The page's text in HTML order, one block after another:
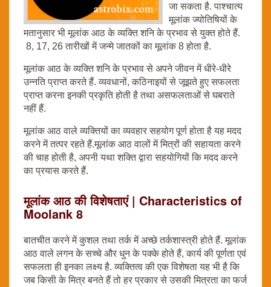
जा सकता है. पाश्चात्य
मूलांक ज्योतिषियों के
मतानुसार भी मूलांक आठ के व्यक्ति शनि के प्रभाव से युक्त होते हैं.
8, 17, 26 तारीखों में जन्मे जातकों का मूलांक 8 होता है.
मूलांक आठ के व्यक्ति शनि के प्रभाव से अपने जीवन में धीरे-धीरे
उन्नति प्राप्त करते हैं. व्यवधानों, कठिनाइयों से जूझते हुए सफलता
प्राप्त करना इनकी प्रकृति होती है तथा असफलताओं से घबराते
नहीं हैं.
मूलांक आठ वाले व्यक्तियों का व्यवहार सहयोग पूर्ण होता है यह मदद
करने में तत्पर रहते हैं.मूलांक आठ वालों में मित्रों की सहायता करने
की चाह होती है, अपनी यथा शक्ति द्वारा सहयोगियों कि मदद करने
का प्रयास करते हैं.
मूलांक आठ की विशेषताएं | Characteristics of
Moolank 8
बातचीत करने में कुशल तथा तर्क में अच्छे तर्कशास्त्री होते हैं. मूलांक
आठ वाले लगन के सच्चे और धुन के पक्के होते हैं, कार्य की पूर्णता एवं
सफलता ही इनका लक्ष्य है. व्यक्तित्व की एक विशेषता यह भी है कि
जब किसी के मित्र बनते हैं तो हर प्रकार से उसकी मित्रता का फर्ज